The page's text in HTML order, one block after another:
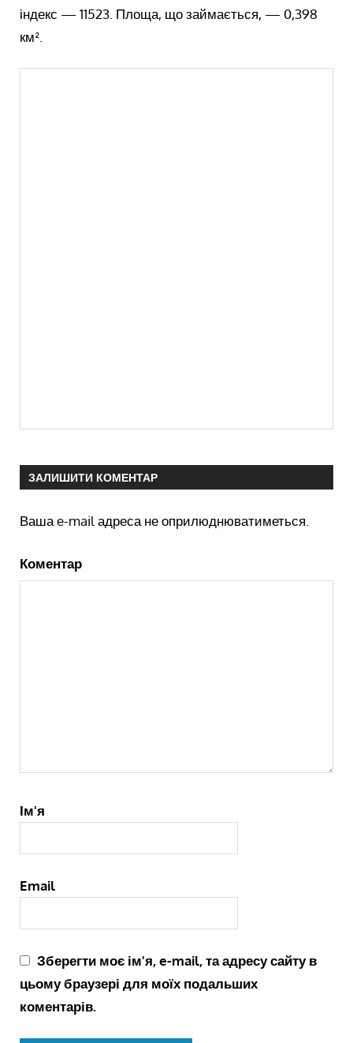
індекс — 11523. Площа, що займається, — 0,398
км².
ЗАЛИШИТИ КОМЕНТАР
Ваша e-mail адреса не оприлюднюватиметься.
Коментар
Ім'я
Email
Зберегти моє ім'я, e-mail, та адресу сайту в
цьому браузері для моїх подальших
коментарів.